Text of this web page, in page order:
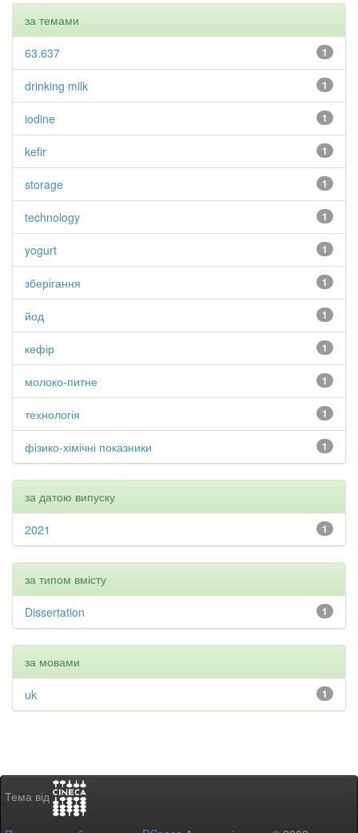
за темами
1
63.637
1
drinking milk
1
iodine
1
kefir
1
storage
1
technology
1
yogurt
1
зберігання
1
йод
1
кефір
1
молоко-питне
1
технологія
1
фізико-хімічні показники
за датою випуску
1
2021
за типом вмісту
1
Dissertation
за мовами
1
uk
Тема від